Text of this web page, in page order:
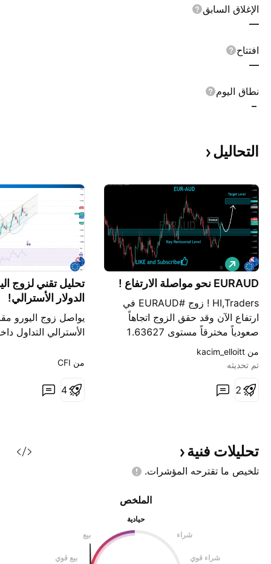
الإغلاق السابق
—
افتتاح
—
نطاق اليوم
–
التحاليل
EURAUD نحو مواصلة الارتفاع !
HI,Traders ! زوج #EURAUD في
ارتفاع الآن وقد حقق الزوج اتجاهاً
صعودياً مخترقاً مستوى 1.63627
الأفقي الرئيسي لذا نحن نميل إلى
الاتجاه الصعودي، ونتوقع مزيداً من
to help us grow !
ش
ر
ا
من ‎kacim_elloitt‎
تم تحديثه
2
تحليل تقني لزوج
الدولار الأسترالي!
يواصل زوج اليورو
الأسترالي التداول
من خط الاتجاه
مايو. ويعكس هذا
من ‎CFI‎
4
تحليلات فنية
تلخيص ما تقترحه المؤشرات.
الملخص
حيادية
بيع
شراء
بيع قوي شراء قوي